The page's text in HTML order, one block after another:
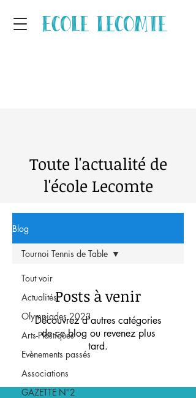
Ecole Lecomte
Toute l'actualité de
l'école Lecomte
Blog
Tout voir
Actualités
Olympiades 2023
Arts-Plastiques
Evènements passés
Associations
GAZETTE N°2
Tournoi Tennis de Table
Posts à venir
Découvrez d'autres catégories
de ce blog ou revenez plus
tard.